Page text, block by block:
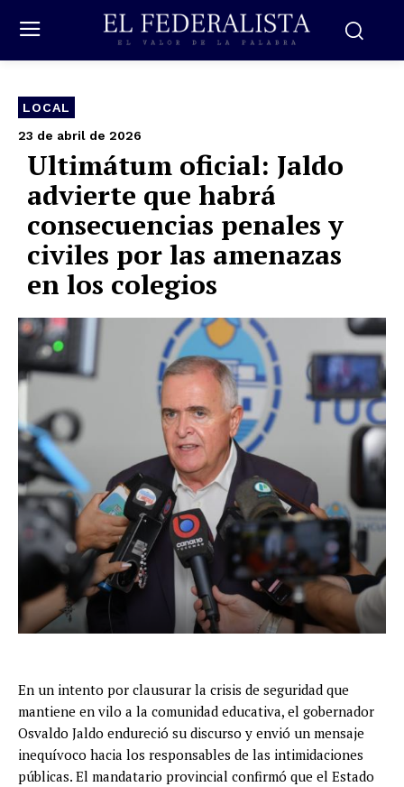
LOCAL
23 de abril de 2026
Ultimátum oficial: Jaldo
advierte que habrá
consecuencias penales y
civiles por las amenazas
en los colegios
En un intento por clausurar la crisis de seguridad que
mantiene en vilo a la comunidad educativa, el gobernador
Osvaldo Jaldo endureció su discurso y envió un mensaje
inequívoco hacia los responsables de las intimidaciones
públicas. El mandatario provincial confirmó que el Estado